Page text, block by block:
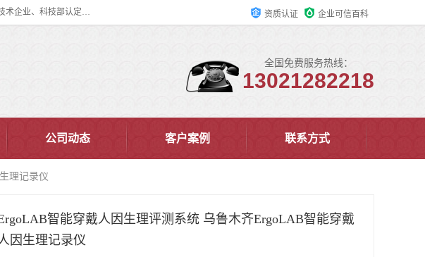
眼动仪多少钱?北京津发科技股份有限公司主营：事件相关电位仪、生理仪、肌电仪、脑电仪、皮电仪、眼动仪；是国家级高新技术企业、科技部认定的科技型中小企业和中关村高新技术企业，具备保密资格，具备自主进出口经营权；自主研发技术、产品与服务荣获多项省部级科学技术奖励、国家发明专利、国家软件著作权和省部级新技术新产品（服务）认证。 资质认证 企业可信百科
全国免费服务热线：
13021282218
公司动态 客户案例 联系方式
理记录仪
智能穿戴人因生理评测系统 乌鲁木齐ErgoLAB智能穿戴
因生理记录仪